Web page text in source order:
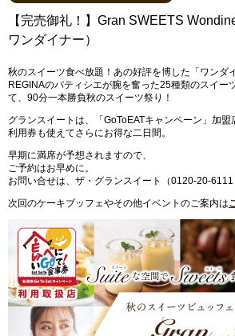
【完売御礼！】Gran SWEETS
ワンダイナー）
秋のスイーツ食べ放題！あの好評を博した「ワンダ
REGINAのパティシエが腕を奮った25種類のスイー
て、90分一本勝負秋のスイーツ祭り！
グランスイートは、「GoToEATキャンペーン」加盟
利用券も使えてさらにお得な二日間。
早期に満席が予想されますので、
ご予約はお早めに。
お問い合せは、ザ・グランスイート（0120-20-
次回のケーキブッフェやその他イベントのご案内は